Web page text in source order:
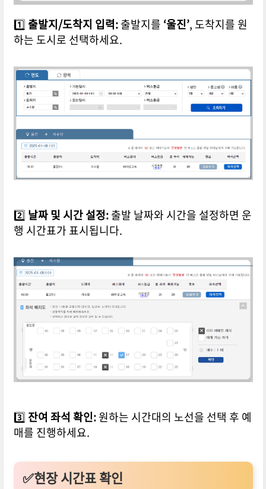
1️⃣ 출발지/도착지 입력:출발지를 ‘울진’, 도착지를 원
하는 도시로 선택하세요.
2️⃣ 날짜 및 시간 설정:출발 날짜와 시간을 설정하면 운
행 시간표가 표시됩니다.
3️⃣잔여 좌석 확인:원하는 시간대의 노선을 선택 후 예
매를 진행하세요.
✅현장 시간표 확인